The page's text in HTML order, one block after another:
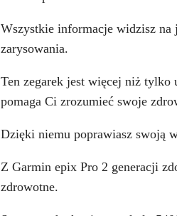
Wszystkie informacje widzisz
zarysowania.
Ten zegarek jest więcej niż tylko
pomaga Ci zrozumieć swoje
Dzięki niemu poprawiasz swoją
Z Garmin epix Pro 2 generacji
zdrowotne.